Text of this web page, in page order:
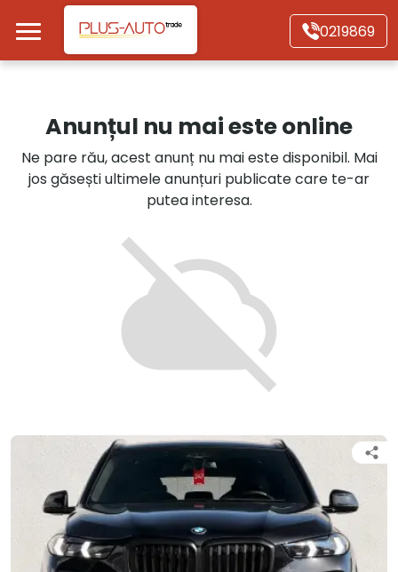
Mergi direct la conținutul principal
0219869
Autoturisme
Motociclete
Autoutilitare
Alte tipuri vehicule
Anunțul nu mai este online
Ne pare rău, acest anunț nu mai este disponibil. Mai
jos găsești ultimele anunțuri publicate care te-ar
putea interesa.